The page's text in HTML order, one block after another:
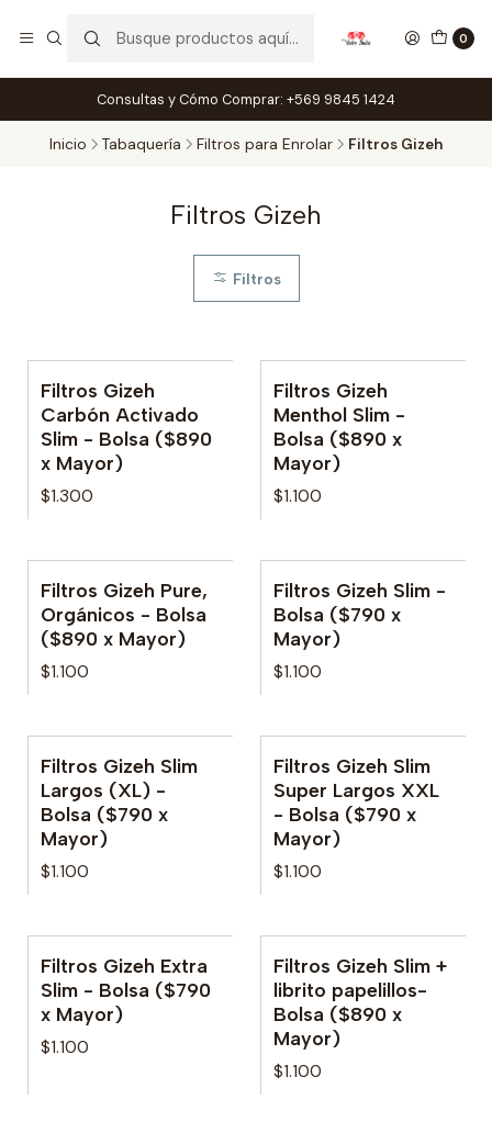
0
Consultas y Cómo Comprar: +569 9845 1424
Inicio Tabaquería Filtros para Enrolar Filtros Gizeh
Filtros Gizeh
Filtros
Filtros Gizeh
Carbón Activado
Slim - Bolsa ($890
x Mayor)
$1.300
Filtros Gizeh
Menthol Slim -
Bolsa ($890 x
Mayor)
$1.100
Filtros Gizeh Pure,
Orgánicos - Bolsa
($890 x Mayor)
$1.100
Filtros Gizeh Slim -
Bolsa ($790 x
Mayor)
$1.100
Filtros Gizeh Slim
Largos (XL) -
Bolsa ($790 x
Mayor)
$1.100
Filtros Gizeh Slim
Super Largos XXL
- Bolsa ($790 x
Mayor)
$1.100
Filtros Gizeh Extra
Slim - Bolsa ($790
x Mayor)
$1.100
Filtros Gizeh Slim +
librito papelillos-
Bolsa ($890 x
Mayor)
$1.100